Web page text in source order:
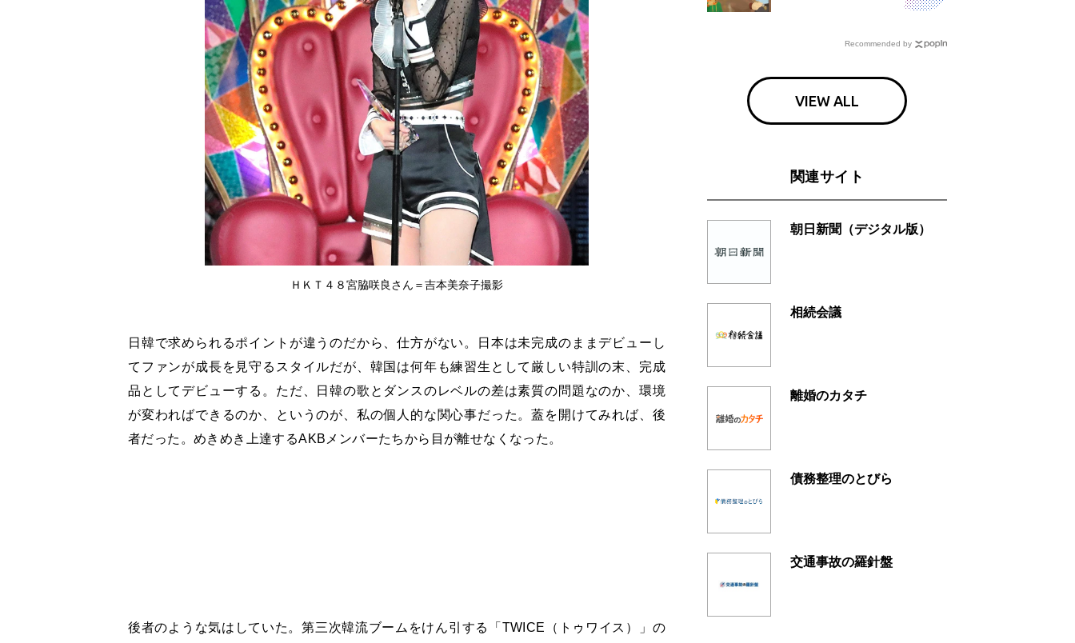
ＨＫＴ４８宮脇咲良さん＝吉本美奈子撮影
日韓で求められるポイントが違うのだから、仕方がない。日本は未完成のままデビューし
てファンが成長を見守るスタイルだが、韓国は何年も練習生として厳しい特訓の末、完成
品としてデビューする。ただ、日韓の歌とダンスのレベルの差は素質の問題なのか、環境
が変わればできるのか、というのが、私の個人的な関心事だった。蓋を開けてみれば、後
者だった。めきめき上達するAKBメンバーたちから目が離せなくなった。
後者のような気はしていた。第三次韓流ブームをけん引する「TWICE（トゥワイス）」の
Recommended by
VIEW ALL
関連サイト
朝日新聞（デジタル版）
相続会議
離婚のカタチ
債務整理のとびら
交通事故の羅針盤